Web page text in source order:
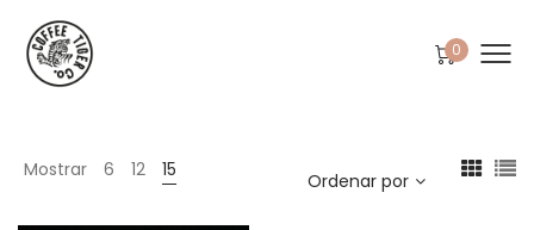
0
Mostrar 6 12 15 Ordenar por